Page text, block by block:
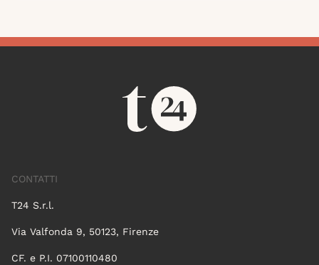
CONTATTI
T24 S.r.l.
Via Valfonda 9, 50123, Firenze
CF. e P.I. 07100110480